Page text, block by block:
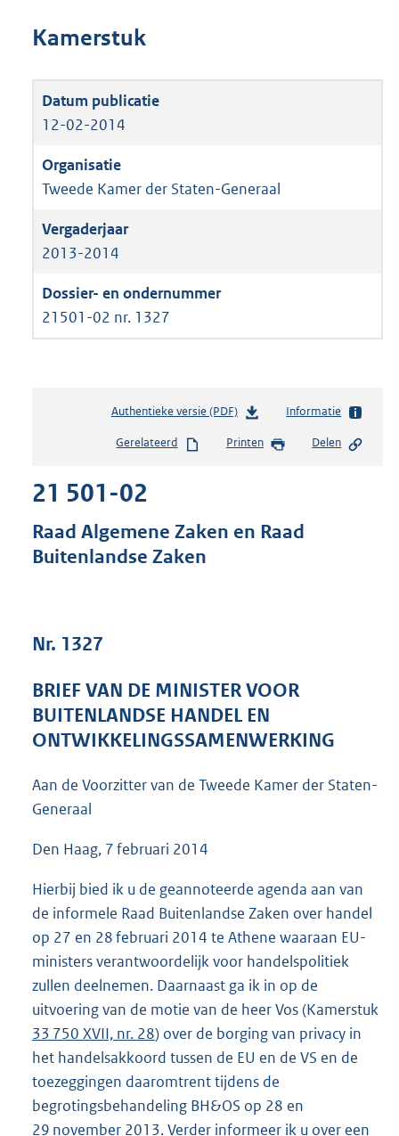
Kamerstuk
12-02-2014
Tweede Kamer der Staten-Generaal
2013-2014
21501-02 nr. 1327
Authentieke versie (PDF)b
s
s
:
5
K
Informatie
Gerelateerd Printen Delen
21 501-02
Raad Algemene Zaken en Raad
Buitenlandse Zaken
Nr. 1327
BRIEF VAN DE MINISTER VOOR
BUITENLANDSE HANDEL EN
ONTWIKKELINGSSAMENWERKING
Aan de Voorzitter van de Tweede Kamer der Staten-
Generaal
Den Haag, 7 februari 2014
Hierbij bied ik u de geannoteerde agenda aan van
de informele Raad Buitenlandse Zaken over handel
op 27 en 28 februari 2014 te Athene waaraan EU-
ministers verantwoordelijk voor handelspolitiek
zullen deelnemen. Daarnaast ga ik in op de
uitvoering van de motie van de heer Vos (Kamerstuk
33 750 XVII, nr. 28) over de borging van privacy in
het handelsakkoord tussen de EU en de VS en de
toezeggingen daaromtrent tijdens de
begrotingsbehandeling BH&OS op 28 en
29 november 2013. Verder informeer ik u over een